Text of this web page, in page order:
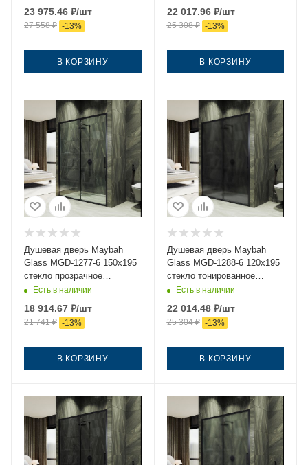
23 975.46 ₽/шт
27 558₽ -13%
В КОРЗИНУ
22 017.96₽/шт
25 308₽ -13%
В КОРЗИНУ
Душевая дверь Maybah
Glass MGD-1277-6 150х195
стекло прозрачное
профиль черный
Есть в наличии
18 914.67 ₽/шт
21 741₽ -13%
В КОРЗИНУ
Душевая дверь Maybah
Glass MGD-1288-6 120х195
стекло тонированное
профиль черный
Есть в наличии
22 014.48₽/шт
25 304₽ -13%
В КОРЗИНУ